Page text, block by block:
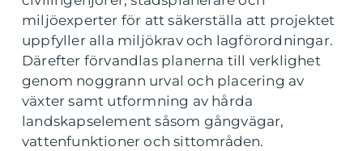
miljöexperter för att säkerställa att projektet
uppfyller alla miljökrav och lagförordningar.
Därefter förvandlas planerna till verklighet
genom noggrann urval och placering av
växter samt utformning av hårda
landskapselement såsom gångvägar,
vattenfunktioner och sittområden.